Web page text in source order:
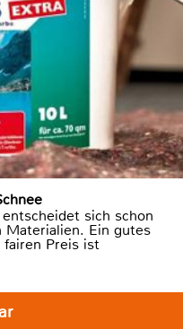
sich schon
Materialien. Ein gutes
fairen Preis ist